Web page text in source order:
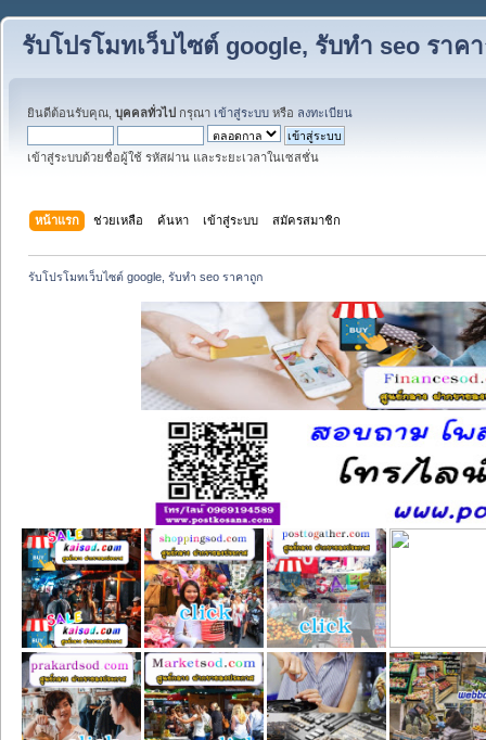
รับโปรโมทเว็บไซต์ google, รับทำ seo ราค
ยินดีต้อนรับคุณ, บุคคลทั่วไป กรุณา เข้าสู่ระบบ หรือ ลงทะเบียน
เข้าสู่ระบบด้วยชื่อผู้ใช้ รหัสผ่าน และระยะเวลาในเซสชั่น
หน้าแรก ช่วยเหลือ ค้นหา เข้าสู่ระบบ สมัครสมาชิก
รับโปรโมทเว็บไซต์ google, รับทำ seo ราคาถูก